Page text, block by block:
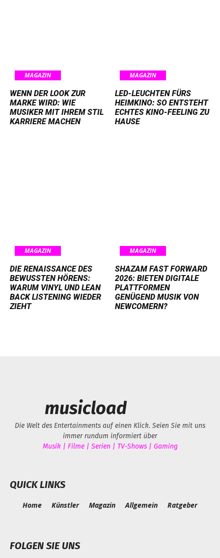
MAGAZIN
WENN DER LOOK ZUR
MARKE WIRD: WIE
MUSIKER MIT IHREM STIL
KARRIERE MACHEN
MAGAZIN
LED-LEUCHTEN FÜRS
HEIMKINO: SO ENTSTEHT
ECHTES KINO-FEELING ZU
HAUSE
MAGAZIN
DIE RENAISSANCE DES
BEWUSSTEN HÖRENS:
WARUM VINYL UND LEAN
BACK LISTENING WIEDER
ZIEHT
MAGAZIN
SHAZAM FAST FORWARD
2026: BIETEN DIGITALE
PLATTFORMEN
GENÜGEND MUSIK VON
NEWCOMERN?
musicload
Die Welt des Entertainments auf einen Klick. Seien Sie mit uns
immer rundum informiert über
Musik | Filme | Serien | TV-Shows | Gaming
QUICK LINKS
Home Künstler Magazin Allgemein Ratgeber
FOLGEN SIE UNS